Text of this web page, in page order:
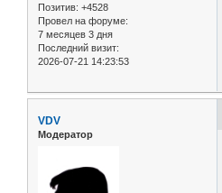
Позитив: +4528
Провел на форуме:
7 месяцев 3 дня
Последний визит:
2026-07-21 14:23:53
VDV
Модератор